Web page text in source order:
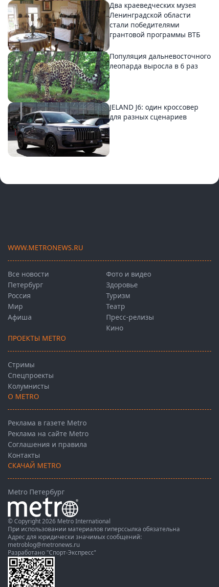
Два краеведческих музея
Ленинградской области
стали победителями
грантовой программы ВТБ
Популяция дальневосточного
леопарда выросла в 6 раз
JELAND J6: один кроссовер
для разных сценариев
WWW.METRONEWS.RU
Все новости
Петербург
Россия
Мир
Афиша
Фото и видео
Здоровье
Туризм
Театр
Пресс-релизы
Кино
ПРОЕКТЫ METRO
Стримы
Спецпроекты
Колумнисты
О METRO
Реклама в газете Metro
Реклама на сайте Metro
Соглашения и правила
Контакты
СКАЧАЙ METRO
Metro Петербург
© Copyright 2026 Metro International
При использовании материалов гиперссылка обязательна
Адрес для юридически значимых сообщений:
metroblog@metronews.ru
Разработано "Спорт-Экспресс"